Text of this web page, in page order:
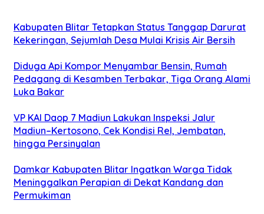
Kabupaten Blitar Tetapkan Status Tanggap Darurat
Kekeringan, Sejumlah Desa Mulai Krisis Air Bersih
Diduga Api Kompor Menyambar Bensin, Rumah
Pedagang di Kesamben Terbakar, Tiga Orang Alami
Luka Bakar
VP KAI Daop 7 Madiun Lakukan Inspeksi Jalur
Madiun–Kertosono, Cek Kondisi Rel, Jembatan,
hingga Persinyalan
Damkar Kabupaten Blitar Ingatkan Warga Tidak
Meninggalkan Perapian di Dekat Kandang dan
Permukiman